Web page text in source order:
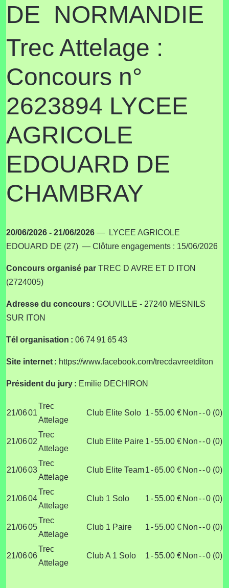
DE NORMANDIE
Trec Attelage :
Concours n°
2623894 LYCEE
AGRICOLE
EDOUARD DE
CHAMBRAY
20/06/2026 - 21/06/2026 — LYCEE AGRICOLE
EDOUARD DE (27) — Clôture engagements : 15/06/2026
Concours organisé par TREC D AVRE ET D ITON
(2724005)
Adresse du concours : GOUVILLE - 27240 MESNILS
SUR ITON
Tél organisation : 06 74 91 65 43
Site internet : https://www.facebook.com/trecdavreetditon
Président du jury : Emilie DECHIRON
21/0601
Trec
Attelage
Club Elite Solo 1-55.00 € Non--0 (0)
21/0602
Trec
Attelage
Club Elite Paire 1-55.00 € Non--0 (0)
21/0603
Trec
Attelage
Club Elite Team1-65.00 € Non--0 (0)
21/0604
Trec
Attelage
Club 1 Solo 1-55.00 € Non--0 (0)
21/0605
Trec
Attelage
Club 1 Paire 1-55.00 € Non--0 (0)
21/0606
Trec
Attelage
Club A 1 Solo 1-55.00 € Non--0 (0)